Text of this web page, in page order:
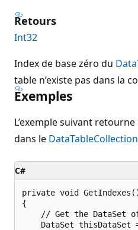
Retours
Int32
Index de base zéro du
table n’existe pas dans la
Exemples
L’exemple suivant
dans le DataTableCollection
C#
private void
{
// Get the DataSet
DataSet thisDataSet